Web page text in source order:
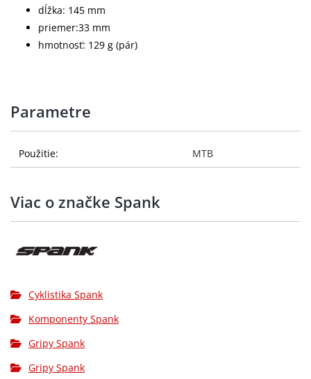
dĺžka: 145 mm
priemer:33 mm
hmotnosť: 129 g (pár)
Parametre
Použitie: MTB
Viac o značke Spank
Cyklistika Spank
Komponenty Spank
Gripy Spank
Gripy Spank